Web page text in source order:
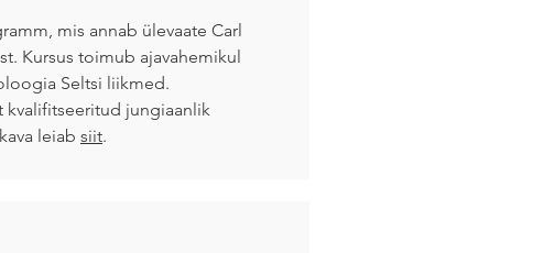
mis annab ülevaate Carl
Kursus toimub ajavahemikul
Seltsi liikmed.
kvalifitseeritud jungiaanlik
leiab siit.